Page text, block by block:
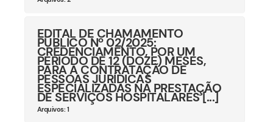
EDITAL DE CHAMAMENTO
PÚBLICO Nº 02/2025:
CREDENCIAMENTO, POR UM
PERÍODO DE 12 (DOZE) MESES,
PARA A CONTRATAÇÃO DE
PESSOAS JURÍDICAS
ESPECIALIZADAS NA PRESTAÇÃO
DE SERVIÇOS HOSPITALARES [...]
Arquivos: 1